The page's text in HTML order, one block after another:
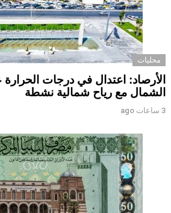
محليات
الأرصاد: اعتدال في درجات
الشمال مع رياح شمالية نشطة
3 ساعات ago